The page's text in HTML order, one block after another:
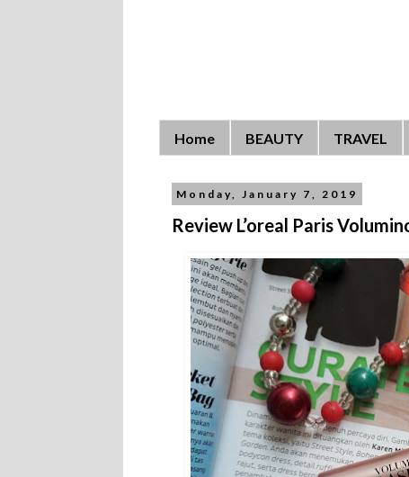
Home BEAUTY TRAVEL
Monday, January 7, 2019
Review L’oreal Paris